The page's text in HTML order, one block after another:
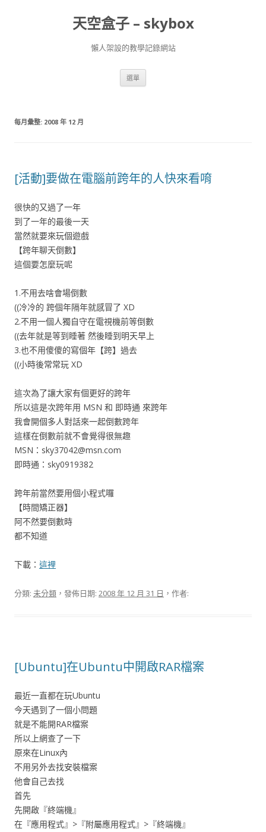
天空盒子 – skybox
懶人架設的教學記錄網站
選單
每月彙整: 2008 年 12 月
[活動]要做在電腦前跨年的人快來看唷
很快的又過了一年
到了一年的最後一天
當然就要來玩個遊戲
【跨年聊天倒數】
這個要怎麼玩呢
1.不用去啥會場倒數
((冷冷的 跨個年隔年就感冒了 XD
2.不用一個人獨自守在電視機前等倒數
((去年就是等到睡著 然後睡到明天早上
3.也不用傻傻的寫個年【跨】過去
((小時後常常玩 XD
這次為了讓大家有個更好的跨年
所以這是次跨年用 MSN 和 即時通 來跨年
我會開個多人對話來一起倒數跨年
這樣在倒數前就不會覺得很無趣
MSN： sky37042@msn.com
即時通：sky0919382
跨年前當然要用個小程式囉
【時間矯正器】
阿不然要倒數時
都不知道
下載： 這裡
分類: 未分類 ，發佈日期: 2008 年 12 月 31 日 ，作者:
[Ubuntu]在Ubuntu中開啟RAR檔案
最近一直都在玩Ubuntu
今天遇到了一個小問題
就是不能開RAR檔案
所以上網查了一下
原來在Linux內
不用另外去找安裝檔案
他會自己去找
首先
先開啟『終端機』
在『應用程式』>『附屬應用程式』>『終端機』